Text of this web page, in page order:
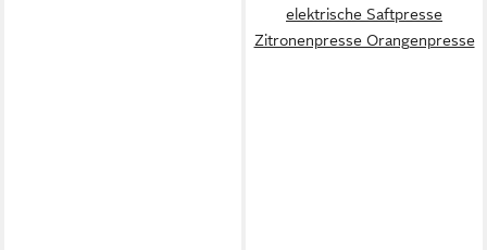
elektrische Saftpresse
Zitronenpresse Orangenpresse